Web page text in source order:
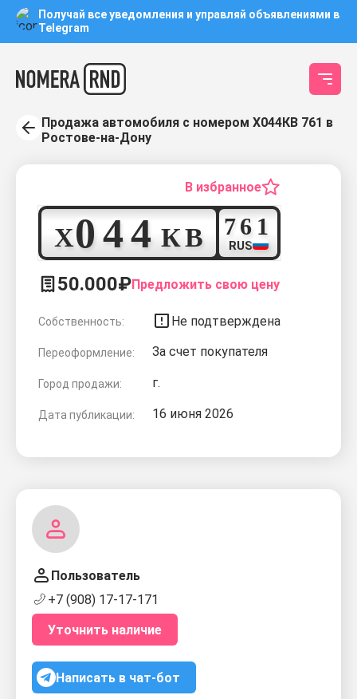
Получай все уведомления и управляй объявлениями в
Telegram
Продажа автомобиля с номером Х044КВ 761 в
Ростове-на-Дону
В избранное
Х0
4
4
КВ7
61
RUS
50.000₽Предложить свою цену
Собственность: Не подтверждена
Переоформление: За счет покупателя
Город продажи: г.
Дата публикации: 16 июня 2026
Пользователь
+7 (908) 17-17-171
Уточнить наличие
Написать в чат-бот